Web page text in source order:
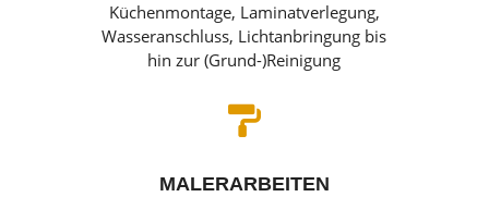
Küchenmontage, Laminatverlegung,
Wasseranschluss, Lichtanbringung bis
hin zur (Grund-)Reinigung

MALERARBEITEN